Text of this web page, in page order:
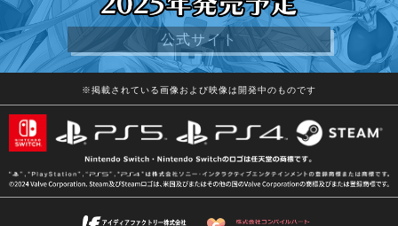
公式サイト
※掲載されている画像および映像は開発中のものです